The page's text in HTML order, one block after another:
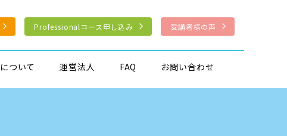
Professionalコース申し込み 受講者様の声
ついて 運営法人 FAQ お問い合わせ